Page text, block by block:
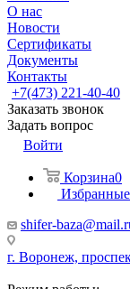
О нас
Новости
Сертификаты
Документы
Контакты
+7(473) 221-40-40
Заказать звонок
Задать вопрос
Войти
Корзина0
shifer-
г. Воронеж,